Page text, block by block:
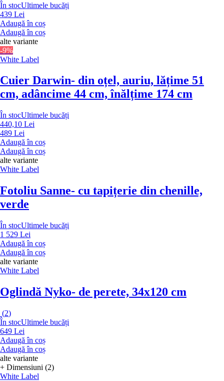
În stocUltimele bucăți
439 Lei
Adaugă în coș
Adaugă în coș
alte variante
-9%
White Label
Cuier Darwin- din oțel, auriu, lățime 51
cm, adâncime 44 cm, înălțime 174 cm
În stocUltimele bucăți
440,10 Lei
489 Lei
Adaugă în coș
Adaugă în coș
alte variante
White Label
Fotoliu Sanne- cu tapițerie din chenille,
verde
În stocUltimele bucăți
1 529 Lei
Adaugă în coș
Adaugă în coș
alte variante
White Label
Oglindă Nyko- de perete, 34x120 cm
(2)
În stocUltimele bucăți
649 Lei
Adaugă în coș
Adaugă în coș
alte variante
+ Dimensiuni (2)
White Label